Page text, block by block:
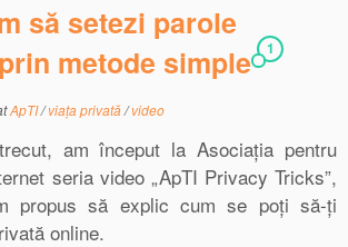
să setezi parole
metode simple
1
ApTI/viața privată/video
am început la Asociația pentru
seria video „ApTI Privacy Tricks”,
propus să explic cum se poți să-ți
online.